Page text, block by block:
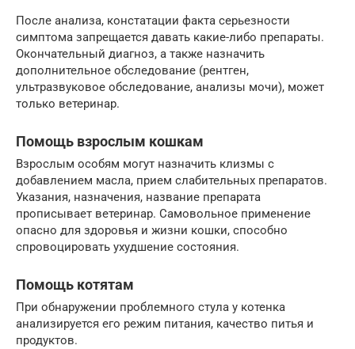
После анализа, констатации факта серьезности
симптома запрещается давать какие-либо препараты.
Окончательный диагноз, а также назначить
дополнительное обследование (рентген,
ультразвуковое обследование, анализы мочи), может
только ветеринар.
Помощь взрослым кошкам
Взрослым особям могут назначить клизмы с
добавлением масла, прием слабительных препаратов.
Указания, назначения, название препарата
прописывает ветеринар. Самовольное применение
опасно для здоровья и жизни кошки, способно
спровоцировать ухудшение состояния.
Помощь котятам
При обнаружении проблемного стула у котенка
анализируется его режим питания, качество питья и
продуктов.